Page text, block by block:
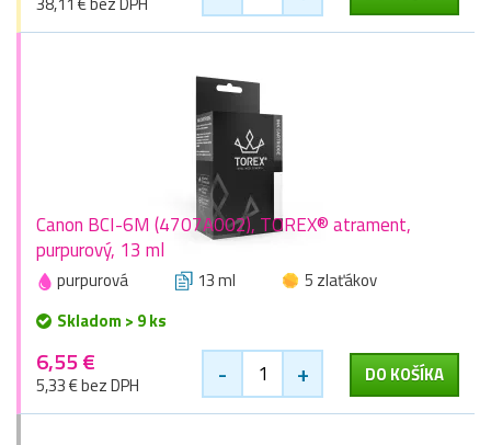
Canon BCI-6M (4707A002), TOREX® atrament,
purpurový, 13 ml
purpurová 13 ml
5 zlaťákov
Skladom > 9 ks
6,55 €
5,33 € bez DPH - + DO KOŠÍKA